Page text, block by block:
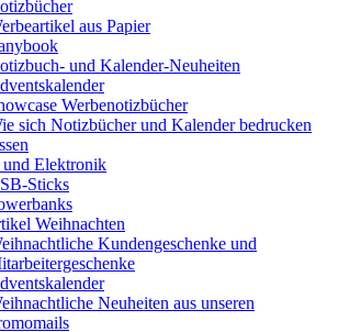
aus Papier
und Kalender-Neuheiten
Werbenotizbücher
sich Notizbücher und Kalender bedrucken
Elektronik
Sticks
Weihnachten
Kundengeschenke und
Neuheiten aus unseren